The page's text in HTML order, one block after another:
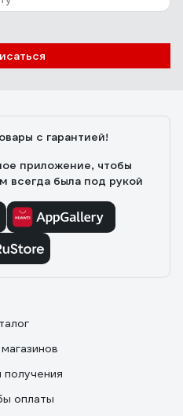
с гарантией!
приложение, чтобы
всегда была под рукой
оплаты